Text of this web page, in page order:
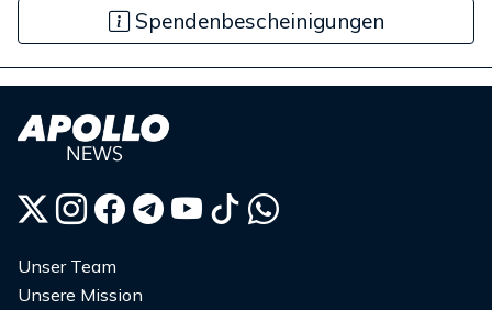
Spendenbescheinigungen
Unser Team
Unsere Mission